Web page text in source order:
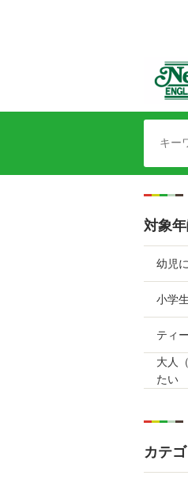
対象
幼児
小学
ティ
大人
たい
カテゴ